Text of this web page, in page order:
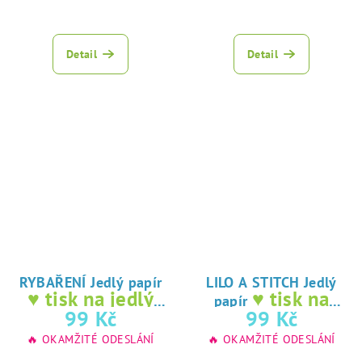
Detail Detail
RYBAŘENÍ Jedlý papír
♥ tisk na jedlý
papír
99 Kč
🔥 OKAMŽITÉ ODESLÁNÍ
LILO A STITCH Jedlý
papír ♥ tisk na
jedlý papír
99 Kč
🔥 OKAMŽITÉ ODESLÁNÍ